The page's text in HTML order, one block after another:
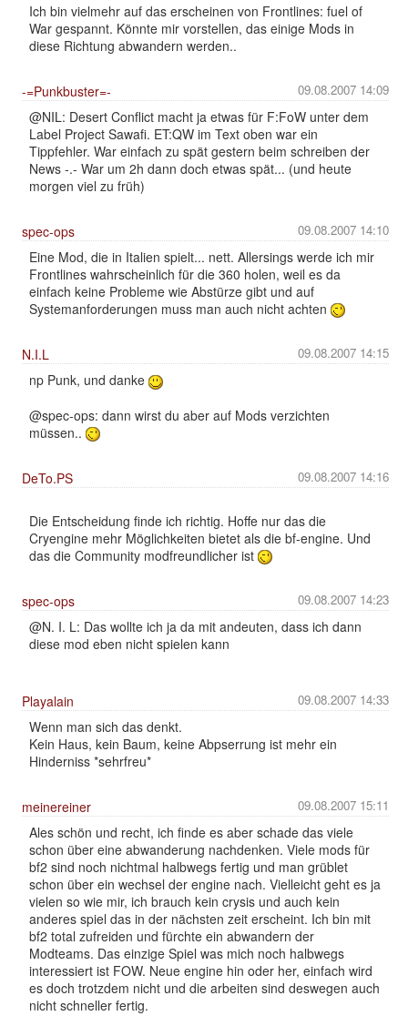
Ich bin vielmehr auf das erscheinen von Frontlines: fuel of
War gespannt. Könnte mir vorstellen, das einige Mods in
diese Richtung abwandern werden..
09.08.2007 14:09
-=Punkbuster=-
@NIL: Desert Conflict macht ja etwas für F:FoW unter dem
Label Project Sawafi. ET:QW im Text oben war ein
Tippfehler. War einfach zu spät gestern beim schreiben der
News -.- War um 2h dann doch etwas spät... (und heute
morgen viel zu früh)
09.08.2007 14:10
spec-ops
Eine Mod, die in Italien spielt... nett. Allersings werde ich mir
Frontlines wahrscheinlich für die 360 holen, weil es da
einfach keine Probleme wie Abstürze gibt und auf
Systemanforderungen muss man auch nicht achten
09.08.2007 14:15
N.I.L
np Punk, und danke
@spec-ops: dann wirst du aber auf Mods verzichten
müssen..
09.08.2007 14:16
DeTo.PS
Die Entscheidung finde ich richtig. Hoffe nur das die
Cryengine mehr Möglichkeiten bietet als die bf-engine. Und
das die Community modfreundlicher ist
09.08.2007 14:23
spec-ops
@N. I. L: Das wollte ich ja da mit andeuten, dass ich dann
diese mod eben nicht spielen kann
09.08.2007 14:33
Playalain
Wenn man sich das denkt.
Kein Haus, kein Baum, keine Abpserrung ist mehr ein
Hinderniss *sehrfreu*
09.08.2007 15:11
meinereiner
Ales schön und recht, ich finde es aber schade das viele
schon über eine abwanderung nachdenken. Viele mods für
bf2 sind noch nichtmal halbwegs fertig und man grüblet
schon über ein wechsel der engine nach. Vielleicht geht es ja
vielen so wie mir, ich brauch kein crysis und auch kein
anderes spiel das in der nächsten zeit erscheint. Ich bin mit
bf2 total zufreiden und fürchte ein abwandern der
Modteams. Das einzige Spiel was mich noch halbwegs
interessiert ist FOW. Neue engine hin oder her, einfach wird
es doch trotzdem nicht und die arbeiten sind deswegen auch
nicht schneller fertig.